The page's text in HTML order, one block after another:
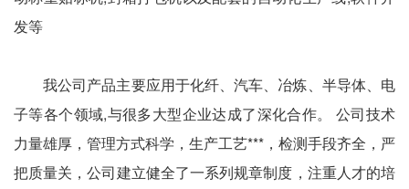
发等
我公司产品主要应用于化纤、汽车、冶炼、半导体、电
子等各个领域,与很多大型企业达成了深化合作。 公司技术
力量雄厚，管理方式科学，生产工艺***，检测手段齐全，严
把质量关，公司建立健全了一系列规章制度，注重人才的培